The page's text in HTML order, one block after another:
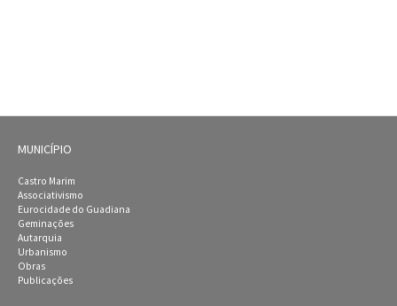
MUNICÍPIO
Castro Marim
Associativismo
Eurocidade do Guadiana
Geminações
Autarquia
Urbanismo
Obras
Publicações